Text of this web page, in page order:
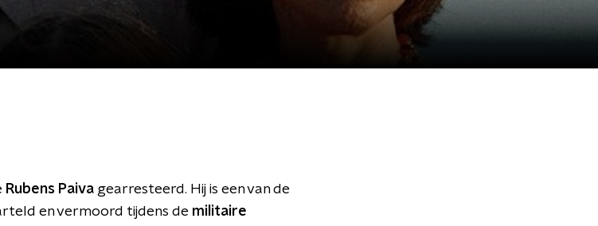
Rubens Paiva gearresteerd. Hij is een van de
en vermoord tijdens de militaire